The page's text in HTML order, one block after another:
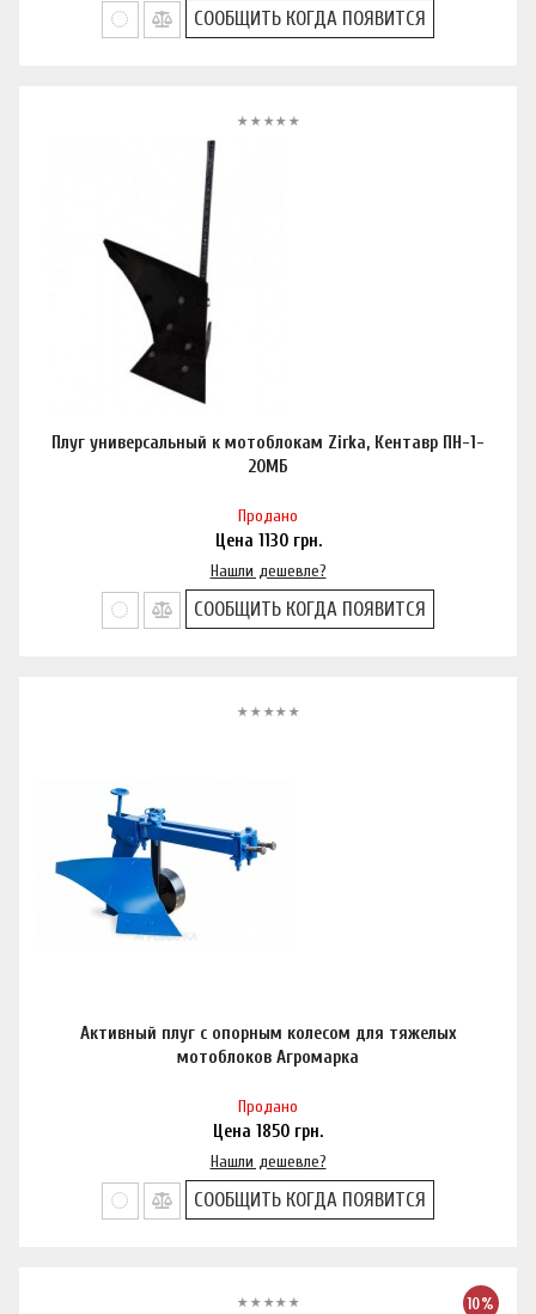
СООБЩИТЬ КОГДА ПОЯВИТСЯ
Плуг универсальный к мотоблокам Zirka, Кентавр ПН-1-
20МБ
Продано
Цена 1130грн.
Нашли дешевле?
СООБЩИТЬ КОГДА ПОЯВИТСЯ
Активный плуг с опорным колесом для тяжелых
мотоблоков Агромарка
Продано
Цена 1850 грн.
Нашли дешевле?
СООБЩИТЬ КОГДА ПОЯВИТСЯ
10%